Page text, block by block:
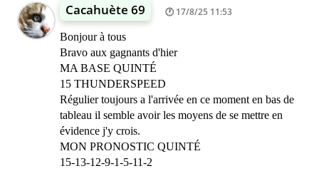
Cacahuète 69 17/8/25 11:53
Bonjour à tous
Bravo aux gagnants d'hier
MA BASE QUINTÉ
15 THUNDERSPEED
Régulier toujours a l'arrivée en ce moment en bas de
tableau il semble avoir les moyens de se mettre en
évidence j'y crois.
MON PRONOSTIC QUINTÉ
15-13-12-9-1-5-11-2